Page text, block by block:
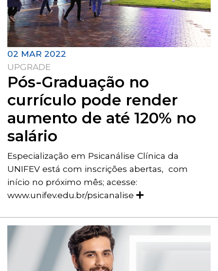
02 MAR 2022
UPGRADE
Pós-Graduação no
currículo pode render
aumento de até 120% no
salário
Especialização em Psicanálise Clínica da
UNIFEV está com inscrições abertas, com
início no próximo mês; acesse:
www.unifev.edu.br/psicanalise